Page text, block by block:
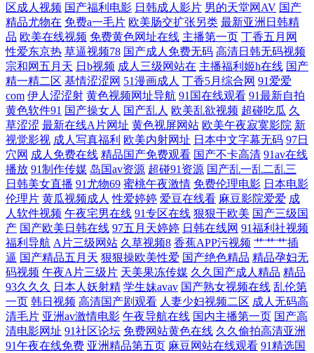
韩色图 丝袜诱惑毛片 3级久久精 91官方网页 91叉叉叉 91超碰人人爱 91n
免费 91大神视频污 97人人搞 成人AV大 豆花av在线 丁香久久导航 国产91
传媒视频 国产精品日韩欧美 国产精品免费熟女 国产人妖ts 国产自拍三级
久久伊人艹 女同网站 欧美激情18 欧美性爱综和 欧美美女BB 欧美成人色
欧美肏屄色片 欧美变态区 欧美不卡网 免费观看黄色网址 日韩久久精品 午
夜插逼网址网站 亚洲黑丝高跟福利 亚洲天堂色播 自拍视频五区 91社入口
97干婷婷 97超碰综合 97超碰碰碰 91在线视频资源 超碰成人性 国产V性交
福利视频导航网址 黄色WW 黄色亚洲日夜在线 加勒比福利剧场 精品91蘑
菇 精品四区 九一免费看 青青久久99 网站av三级片 亚洲97综合 亚洲色情
AV导航 91黑丝高跟精品 91精品高跟玉足 不卡久久 影音先锋亚州精品 91
区成人视频 国产福利电影 日韩成人影片 男的天堂网AV 国产
精品尤物在 免费a一毛片 欧美肠交扩张另类 最新亚洲日韩精
品 欧美在线视频 免费黄色网址在线 主播第一页 丁香五月网
性爱东京热 草逼视频78 国产成人免费无码 高清日韩无码视频
宗和网五月天 日b视频 成人三级网站在 主播福利姬h在线 国产
精一精二区 基情涩涩网 51漫画成人 丁香5月综合网 91爱爱
com 伊人涩涩射 黄色视频网址导航 91国在线观看 91最新自拍
黄色软件91 国产操女人 国产乱人 欧美乱欲视频 超碰吃瓜 久
草涩涩 最新在线A片网址 黄色视屏网站 欧美午夜寂寞影院 新
视觉影视 成人写真福利 欧美内射网址 日本中文字幕无码 97日
穴网 成人免费在线 精品国产免费观看 国产不卡高清 91av在线
播放 91制作传媒 岛国av资源 超碰91资源 国产乱一乱二乱三
日韩美女直播 91尤物69 蜜桃午夜激情 免费伦理电影 日本电影
伦理片 黄瓜视频成人 性爱婷婷 爱豆在线看 麻豆影院爱爱 成
人软件视频 午夜宅男在线 91专区在线 狠狠干欧美 国产三级国
产 国产欧美日韩在线 97五月天婷婷 日韩在线网 91福利社视频
福利导航 A片三级网站 久草视频8 香蕉APP污视频 艹艹艹插
逼 国产精品五月天 狠狠操欧美性爱 国产绝色精品 精品孕妇无
码视频 午夜A片三级片 天美果冻传媒 久久国产成人精品 精品
93久久久
日本人妖射精 学生妹avav 国产熟女视频在线 乱伦第
一页 韩日视频 高清国产剧观看 人妻少妇视频二区 成人无码高
清毛片 亚洲av激情电影 午夜导航在线 国内主播第一页 国产高
清电影网址 91社区论坛 免费网站黄色在线 久久偷拍高清亚洲
91午夜在线免费 亚洲精品第五页 麻豆网站在线观看 91精选国